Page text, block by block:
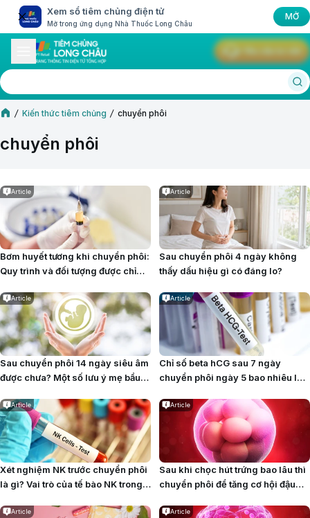
Xem sổ tiêm chủng điện tử
Mở trong ứng dụng Nhà Thuốc Long Châu
MỞ
Kiến thức tiêm chủng chuyển phôi
chuyển phôi
Article
Bơm huyết tương khi chuyển phôi:
Quy trình và đối tượng được chỉ
Article
Sau chuyển phôi 4 ngày không
thấy dấu hiệu gì có đáng lo?
Article
Sau chuyển phôi 14 ngày siêu âm
được chưa? Một số lưu ý mẹ bầu
Article
Chỉ số beta hCG sau 7 ngày
chuyển phôi ngày 5 bao nhiêu là
Article
Xét nghiệm NK trước chuyển phôi
là gì? Vai trò của tế bào NK trong
Article
Sau khi chọc hút trứng bao lâu thì
chuyển phôi để tăng cơ hội đậu
Article Article